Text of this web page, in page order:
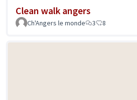
Clean walk angers
Ch'Angers le monde
3 8